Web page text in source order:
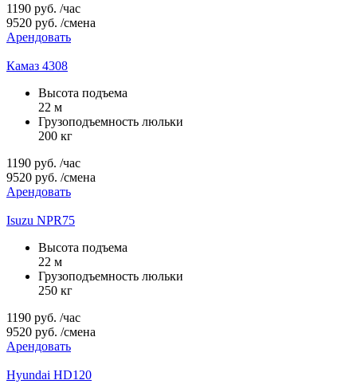
1190 руб. /час
9520 руб. /смена
Арендовать
Камаз 4308
Высота подъема
22 м
Грузоподъемность люльки
200 кг
1190 руб. /час
9520 руб. /смена
Арендовать
Isuzu NPR75
Высота подъема
22 м
Грузоподъемность люльки
250 кг
1190 руб. /час
9520 руб. /смена
Арендовать
Hyundai HD120